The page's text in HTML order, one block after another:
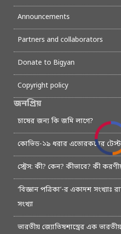
Announcements
Partners and collaborators
Donate to Bigyan
Copyright policy
জনপ্রিয়
চাষের জন্য কি জমি লাগে?
কোভিড-১৯ ধরার এতোরকমের
স্ট্রেস: কী? কেন? কীভাবে? কী
‘বিজ্ঞান পত্রিকা’-র একাদশ সংখ্যাঃ
সংখ্যা
ভারতীয় জ্যোতিষশাস্ত্রের এক